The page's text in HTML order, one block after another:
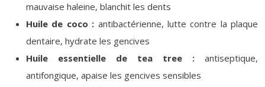
mauvaise haleine, blanchit les dents
Huile de coco : antibactérienne, lutte contre la plaque
dentaire, hydrate les gencives
Huile essentielle de tea tree : antiseptique,
antifongique, apaise les gencives sensibles